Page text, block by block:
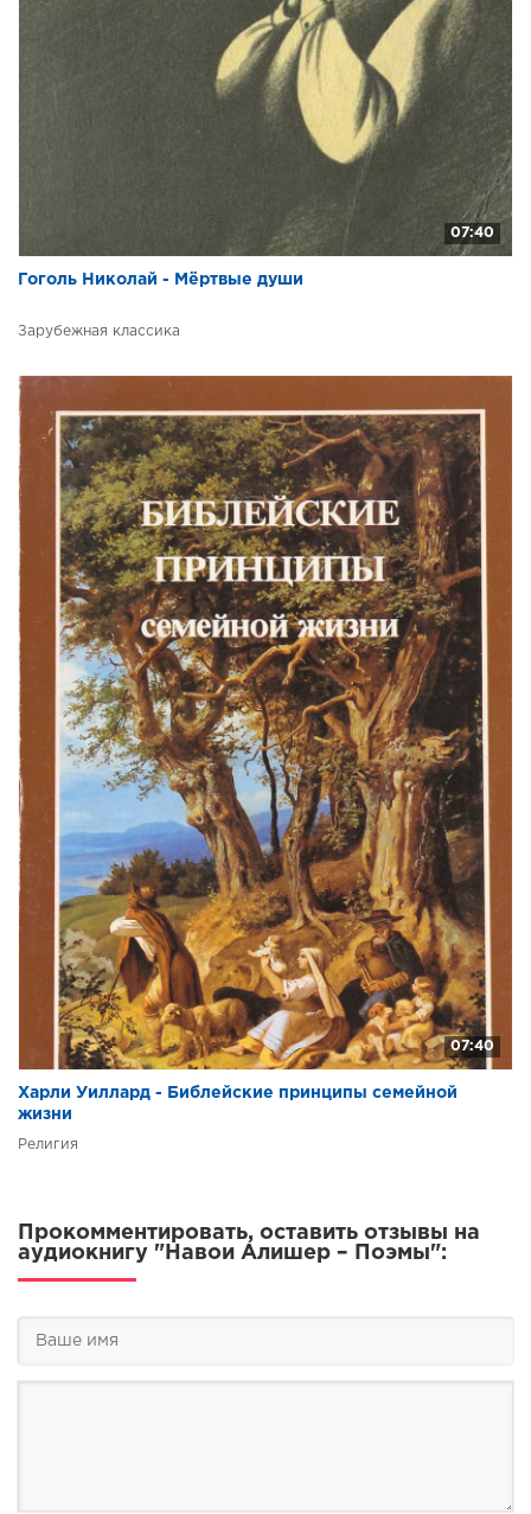
07:40
Гоголь Николай - Мёртвые души
Зарубежная классика
07:40
Харли Уиллард - Библейские принципы семейной
жизни
Религия
Прокомментировать, оставить отзывы на
аудиокнигу "Навои Алишер – Поэмы":